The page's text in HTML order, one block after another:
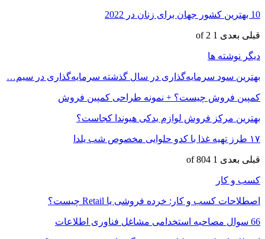
10 بهترین کشور جهان برای زنان در 2022
قبلی بعدی 1 of 2
دیگر نوشته ها
بهترین سود سرمایه‌گذاری در سال گذشته سرمایه‌گذاری در سیم…
کمپین فروش چیست؟ + نمونه طراحی کمپین فروش
بهترین مرکز فروش لوازم یدکی هیوندا کجاست؟
۱۷ طرز تهیه غذا با کدو حلوایی مخصوص شب یلدا
قبلی بعدی 1 of 804
کسب و کار
اصطلاحات کسب و کار: خرده فروشی یا Retail چیست؟
66 سوال مصاحبه استخدامی مشاغل فناوری اطلاعات